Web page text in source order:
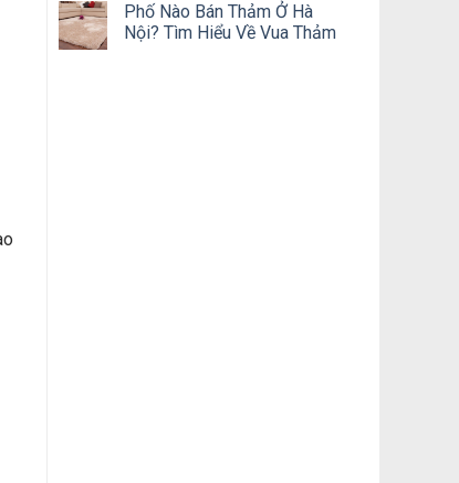
Phố Nào Bán Thảm Ở Hà
Nội? Tìm Hiểu Về Vua Thảm